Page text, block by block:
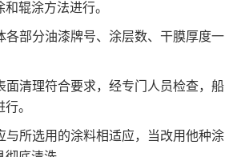
辊涂方法进行。
各部分油漆牌号、涂层数、干膜厚度一
面清理符合要求，经专门人员检查，船
。
与所选用的涂料相适应，当改用他种涂